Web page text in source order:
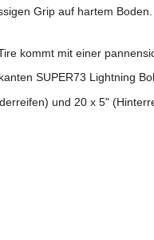
Grip auf hartem
kommt mit einer
SUPER73 Lightning
und 20 x 5"